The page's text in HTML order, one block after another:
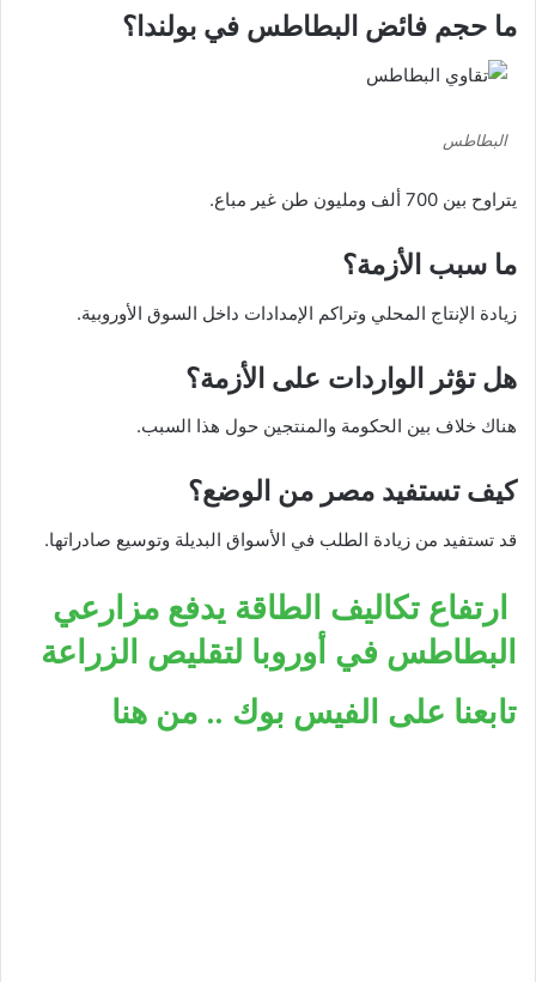
ما حجم فائض البطاطس في بولندا؟
البطاطس
يتراوح بين 700 ألف ومليون طن غير مباع.
ما سبب الأزمة؟
زيادة الإنتاج المحلي وتراكم الإمدادات داخل السوق الأوروبية.
هل تؤثر الواردات على الأزمة؟
هناك خلاف بين الحكومة والمنتجين حول هذا السبب.
كيف تستفيد مصر من الوضع؟
قد تستفيد من زيادة الطلب في الأسواق البديلة وتوسيع صادراتها.
ارتفاع تكاليف الطاقة يدفع مزارعي
البطاطس في أوروبا لتقليص الزراعة
تابعنا على الفيس بوك .. من هنا